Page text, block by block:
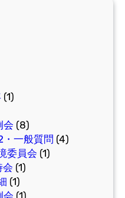
(1)
会 (8)
一般質問 (4)
委員会 (1)
会 (1)
(1)